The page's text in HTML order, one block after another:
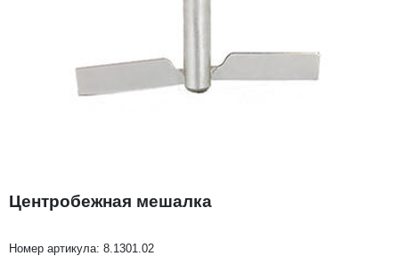
Центробежная мешалка
Номер артикула: 8.1301.02